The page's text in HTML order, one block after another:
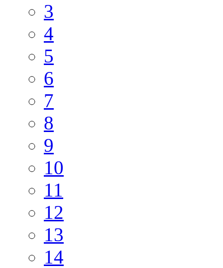
3
4
5
6
7
8
9
10
11
12
13
14